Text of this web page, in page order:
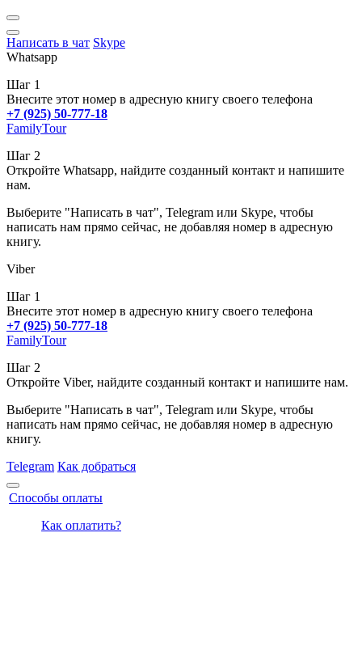
Написать в чат Skype
Whatsapp
Шаг 1
Внесите этот номер в адресную книгу своего телефона
+7 (925) 50-777-18
FamilyTour
Шаг 2
Откройте Whatsapp, найдите созданный контакт и напишите
нам.
Выберите "Написать в чат", Telegram или Skype, чтобы
написать нам прямо сейчас, не добавляя номер в адресную
книгу.
Viber
Шаг 1
Внесите этот номер в адресную книгу своего телефона
+7 (925) 50-777-18
FamilyTour
Шаг 2
Откройте Viber, найдите созданный контакт и напишите нам.
Выберите "Написать в чат", Telegram или Skype, чтобы
написать нам прямо сейчас, не добавляя номер в адресную
книгу.
Telegram Как добраться
Способы оплаты
Как оплатить?